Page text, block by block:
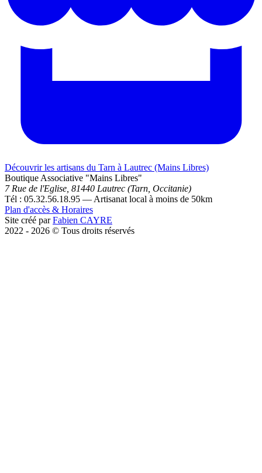
Découvrir les artisans du Tarn à Lautrec (Mains Libres)
Boutique Associative "Mains Libres"
7 Rue de l'Eglise, 81440 Lautrec (Tarn, Occitanie)
Tél : 05.32.56.18.95 — Artisanat local à moins de 50km
Plan d'accès & Horaires
Site créé par Fabien CAYRE
2022 - 2026 © Tous droits réservés